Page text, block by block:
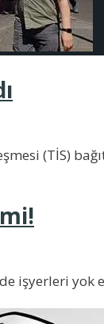
(TİS)
işyerleri